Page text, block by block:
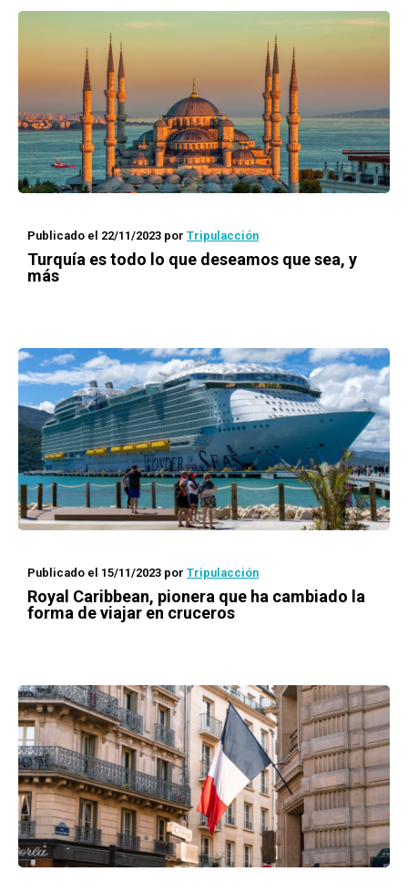
Publicado el 22/11/2023 por Tripulacción
Turquía es todo lo que deseamos que sea, y
más
Publicado el 15/11/2023 por Tripulacción
Royal Caribbean, pionera que ha cambiado la
forma de viajar en cruceros